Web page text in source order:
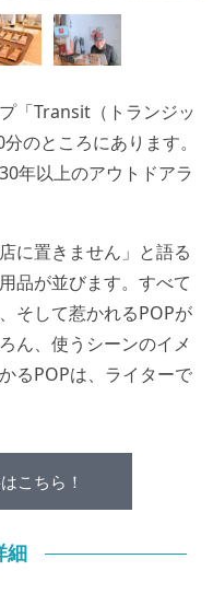
「Transit（トランジッ
のところにあります。
年以上のアウトドアラ
に置きません」と語る
品が並びます。すべて
そして惹かれるPOPが
ん、使うシーンのイメ
るPOPは、ライターで
こちら！
細